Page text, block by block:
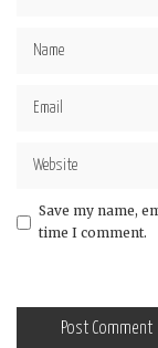
Save my name,
time I comment.